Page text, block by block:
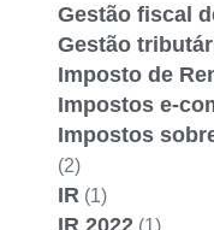
Gestão fiscal
Gestão
Imposto de
Impostos e-
Impostos
(2)
IR (1)
IR 2022(1)